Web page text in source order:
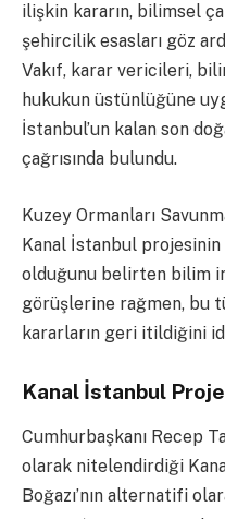
ilişkin kararın, bilimsel
şehircilik esasları göz
Vakıf, karar vericileri,
hukukun üstünlüğüne
İstanbul’un kalan son
çağrısında bulundu.
Kuzey Ormanları
Kanal İstanbul
olduğunu belirten bilim
görüşlerine rağmen, bu
kararların geri itildiğini
Kanal İstanbul
Cumhurbaşkanı Recep
olarak nitelendirdiği
Boğazı’nın alternatifi